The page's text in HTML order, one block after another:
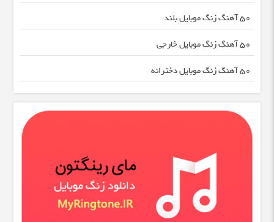
50 آهنگ زنگ موبایل بلند
50 آهنگ زنگ موبایل خارجی
50 آهنگ زنگ موبایل دخترانه